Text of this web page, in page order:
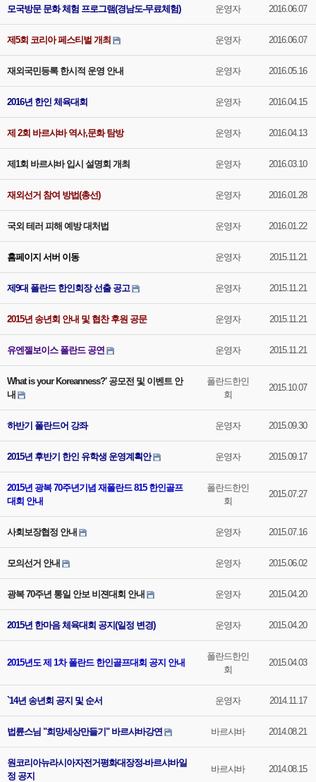
모국방문 문화 체험 프로그램(경남도-무료체험) 운영자 2016.06.07
제5회 코리아 페스티벌 개최 운영자 2016.06.07
재외국민등록 한시적 운영 안내 운영자 2016.05.16
2016년 한인 체육대회 운영자 2016.04.15
제 2회 바르샤바 역사,문화 탐방 운영자 2016.04.13
제1회 바르샤바 입시 설명회 개최 운영자 2016.03.10
재외선거 참여 방법(총선) 운영자 2016.01.28
국외 테러 피해 예방 대처법 운영자 2016.01.22
홈페이지 서버 이동 운영자 2015.11.21
제9대 폴란드 한인회장 선출 공고 운영자 2015.11.21
2015년 송년회 안내 및 협찬 후원 공문 운영자 2015.11.21
유엔젤보이스 폴란드 공연 운영자 2015.11.21
What is your Koreanness?' 공모전 및 이벤트 안
내
폴란드한인
회
2015.10.07
하반기 폴란드어 강좌 운영자 2015.09.30
2015년 후반기 한인 유학생 운영계획안 운영자 2015.09.17
2015년 광복 70주년기념 재폴란드 815 한인골프
대회 안내
폴란드한인
회
2015.07.27
사회보장협정 안내 운영자 2015.07.16
모의선거 안내 운영자 2015.06.02
광복 70주년 통일 안보 비젼대회 안내 운영자 2015.04.20
2015년 한마음 체육대회 공지(일정 변경) 운영자 2015.04.20
2015년도 제 1차 폴란드 한인골프대회 공지 안내
폴란드한인
회
2015.04.03
`14년 송년회 공지 및 순서 운영자 2014.11.17
법륜스님 "희망세상만들기" 바르샤바강연 바르샤바 2014.08.21
원코리아뉴라시아자전거평화대장정-바르샤바일
정 공지
바르샤바 2014.08.15